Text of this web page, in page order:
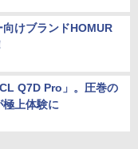
けブランドHOMUR
Q7D Pro」。圧巻の
上体験に